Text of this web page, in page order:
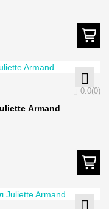
0.0(0)
Armand